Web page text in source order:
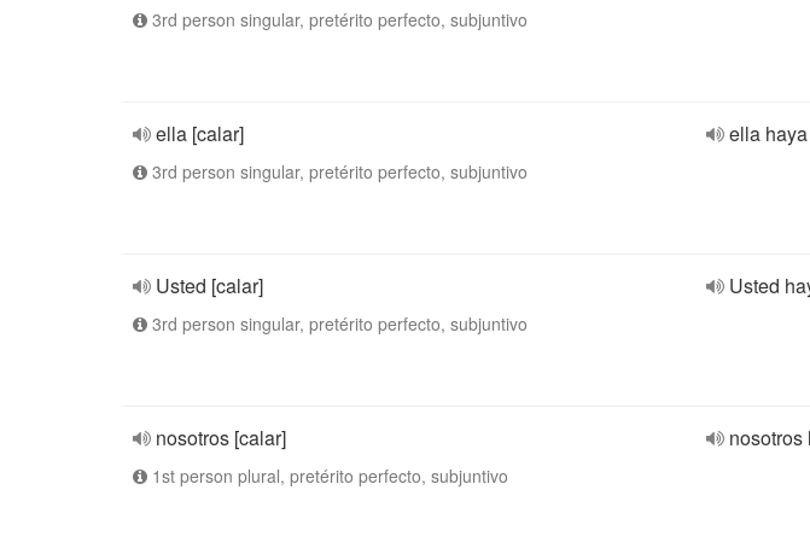
3rd person singular, pretérito perfecto, subjuntivo
ella [calar]
3rd person singular, pretérito perfecto, subjuntivo
ella
Usted [calar]
3rd person singular, pretérito perfecto, subjuntivo
Usted
nosotros [calar]
1st person plural, pretérito perfecto, subjuntivo